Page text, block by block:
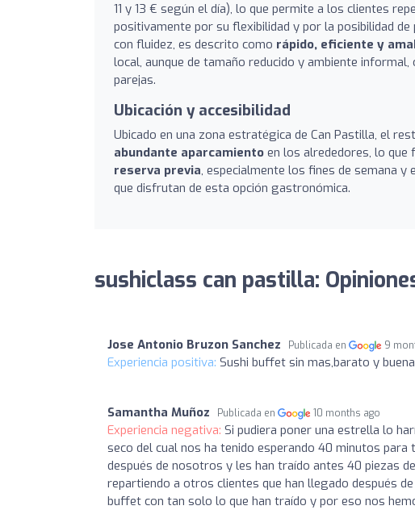
11 y 13 € según el día), lo que permite a los clientes
positivamente por su flexibilidad y por la posibilidad
con fluidez, es descrito como rápido, eficiente y
local, aunque de tamaño reducido y ambiente
parejas.
Ubicación y accesibilidad
Ubicado en una zona estratégica de Can Pastilla, el
abundante aparcamiento en los alrededores, lo que
reserva previa, especialmente los fines de semana
que disfrutan de esta opción gastronómica.
sushiclass can pastilla:
Jose Antonio Bruzon Sanchez Publicada en 9
Experiencia positiva: Sushi buffet sin mas,barato y
Samantha Muñoz Publicada en 10 months ago
Experiencia negativa: Si pudiera poner una estrella lo
seco del cual nos ha tenido esperando 40 minutos
después de nosotros y les han traído antes 40 piezas
repartiendo a otros clientes que han llegado después
buffet con tan solo lo que han traído y por eso nos